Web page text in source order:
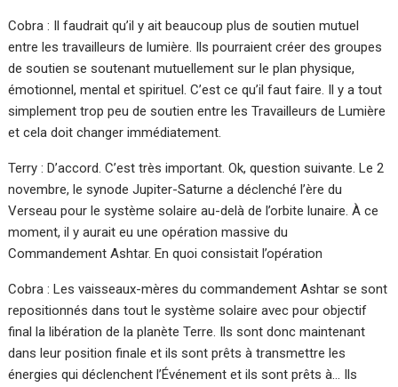
Cobra : Il faudrait qu’il y ait beaucoup plus de soutien mutuel
entre les travailleurs de lumière. Ils pourraient créer des groupes
de soutien se soutenant mutuellement sur le plan physique,
émotionnel, mental et spirituel. C’est ce qu’il faut faire. Il y a tout
simplement trop peu de soutien entre les Travailleurs de Lumière
et cela doit changer immédiatement.
Terry : D’accord. C’est très important. Ok, question suivante. Le 2
novembre, le synode Jupiter-Saturne a déclenché l’ère du
Verseau pour le système solaire au-delà de l’orbite lunaire. À ce
moment, il y aurait eu une opération massive du
Commandement Ashtar. En quoi consistait l’opération
Cobra : Les vaisseaux-mères du commandement Ashtar se sont
repositionnés dans tout le système solaire avec pour objectif
final la libération de la planète Terre. Ils sont donc maintenant
dans leur position finale et ils sont prêts à transmettre les
énergies qui déclenchent l’Événement et ils sont prêts à… Ils